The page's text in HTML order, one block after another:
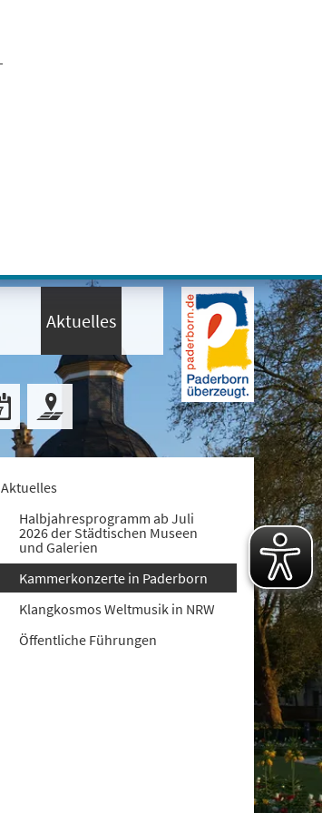
Aktuelles
Aktuelles
Halbjahresprogramm ab Juli
2026 der Städtischen Museen
und Galerien
Kammerkonzerte in Paderborn
Klangkosmos Weltmusik in NRW
Öffentliche Führungen